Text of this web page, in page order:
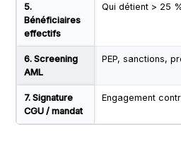
5.
Bénéficiaires
effectifs
Qui détient > 25 %
6. Screening
AML
PEP, sanctions,
7. Signature
CGU / mandat
Engagement